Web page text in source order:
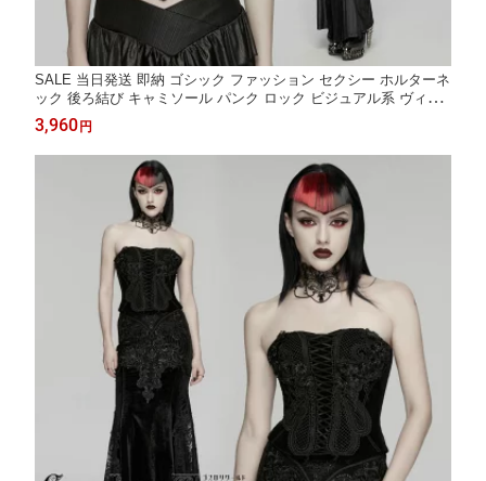
SALE 当日発送 即納 ゴシック ファッション セクシー ホルターネ
ック 後ろ結び キャミソール パンク ロック ビジュアル系 ヴィジ
ュアル系 V系 地雷系 サブカル 個性的 ライブ衣装 舞台衣装 ステ
ージ衣装 イベント衣装 仮装 衣装
3,960円